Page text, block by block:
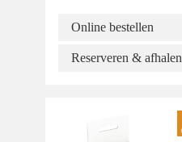
Online bestellen
Reserveren & afhalen